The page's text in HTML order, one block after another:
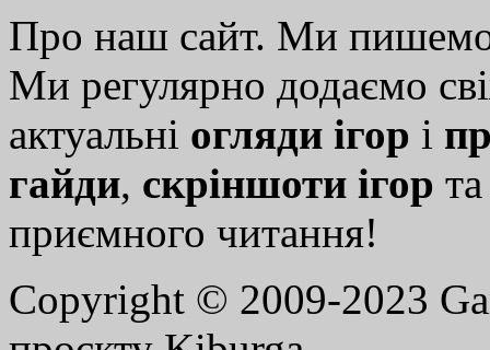
Про наш сайт. Ми
Ми регулярно додаємо
актуальні огляди ігор і
гайди, скріншоти ігор
приємного читання!
Copyright © 2009-2023